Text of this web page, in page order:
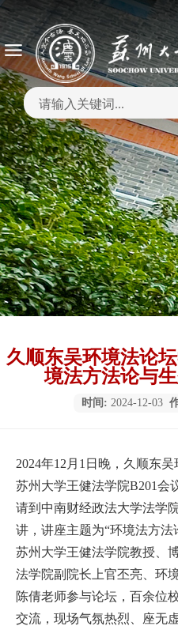
久顺东吴环境法论
境法方法论与
时间: 2024-12-03
2024年12月1日晚，久顺东
苏州大学王健法学院B201会
请到中南财经政法大学法学
讲，讲座主题为“环境法方
苏州大学王健法学院教授、
法学院副院长上官丕亮、环
陈倩老师参与论坛，百余位
交流，现场气氛热烈、座无虚